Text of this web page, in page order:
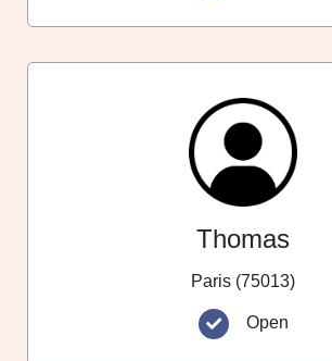
Thomas
Paris (75013)
Open